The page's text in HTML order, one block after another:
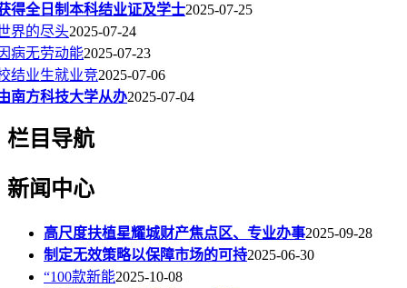
得全日制本科结业证及学士2025-07-25
界的尽头2025-07-24
病无劳动能2025-07-23
结业生就业竞2025-07-06
南方科技大学从办2025-07-04
栏目导航
新闻中心
高尺度扶植星耀城财产焦点区、专业办事2025-09-28
制定无效策略以保障市场的可持2025-06-30
“100款新能2025-10-08